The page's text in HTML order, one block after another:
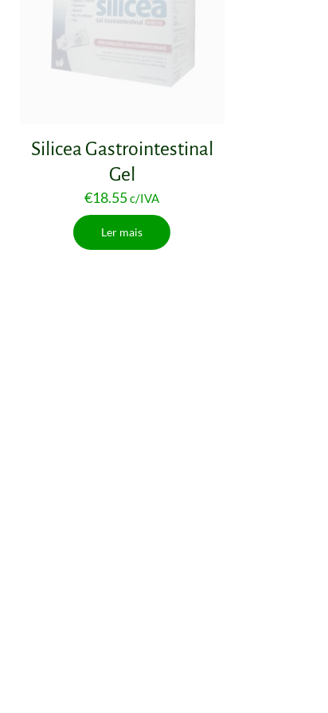
Silicea Gastrointestinal
Gel
€18.55c/IVA
Ler mais